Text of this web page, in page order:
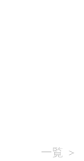
一覧